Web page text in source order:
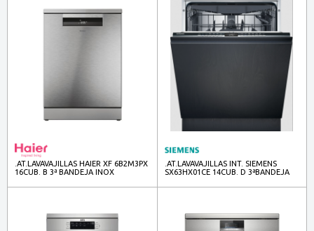
.AT.LAVAVAJILLAS HAIER XF 6B2M3PX
16CUB. B 3ª BANDEJA INOX
.AT.LAVAVAJILLAS INT. SIEMENS
SX63HX01CE 14CUB. D 3ªBANDEJA